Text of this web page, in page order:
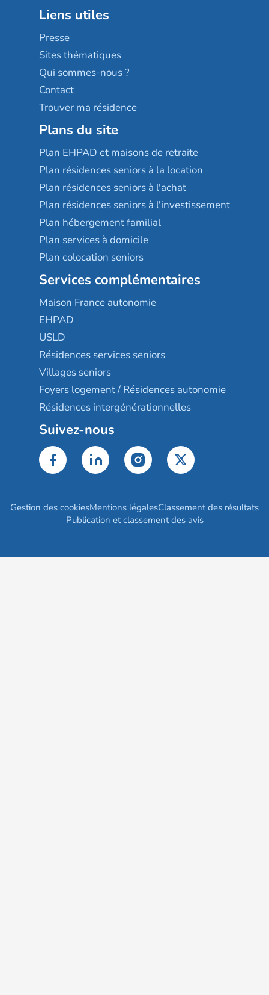
Les villages d'or
Sérénys
Résidences services Villa Médicis
Liens utiles
Presse
Sites thématiques
Qui sommes-nous ?
Contact
Trouver ma résidence
Plans du site
Plan EHPAD et maisons de retraite
Plan résidences seniors à la location
Plan résidences seniors à l'achat
Plan résidences seniors à l'investissement
Plan hébergement familial
Plan services à domicile
Plan colocation seniors
Services complémentaires
Maison France autonomie
EHPAD
USLD
Résidences services seniors
Villages seniors
Foyers logement / Résidences autonomie
Résidences intergénérationnelles
Suivez-nous
Gestion des cookiesMentions légalesClassement des résultats
Publication et classement des avis